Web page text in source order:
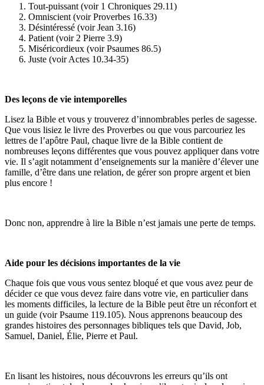
Tout-puissant (voir 1 Chroniques 29.11)
Omniscient (voir Proverbes 16.33)
Désintéressé (voir Jean 3.16)
Patient (voir 2 Pierre 3.9)
Miséricordieux (voir Psaumes 86.5)
Juste (voir Actes 10.34-35)
Des leçons de vie intemporelles
Lisez la Bible et vous y trouverez d’innombrables perles de sagesse.
Que vous lisiez le livre des Proverbes ou que vous parcouriez les
lettres de l’apôtre Paul, chaque livre de la Bible contient de
nombreuses leçons différentes que vous pouvez appliquer dans votre
vie. Il s’agit notamment d’enseignements sur la manière d’élever une
famille, d’être dans une relation, de gérer son propre argent et bien
plus encore !
Donc non, apprendre à lire la Bible n’est jamais une perte de temps.
Aide pour les décisions importantes de la vie
Chaque fois que vous vous sentez bloqué et que vous avez peur de
décider ce que vous devez faire dans votre vie, en particulier dans
les moments difficiles, la lecture de la Bible peut être un réconfort et
un guide (voir Psaume 119.105). Nous apprenons beaucoup des
grandes histoires des personnages bibliques tels que David, Job,
Samuel, Daniel, Élie, Pierre et Paul.
En lisant les histoires, nous découvrons les erreurs qu’ils ont